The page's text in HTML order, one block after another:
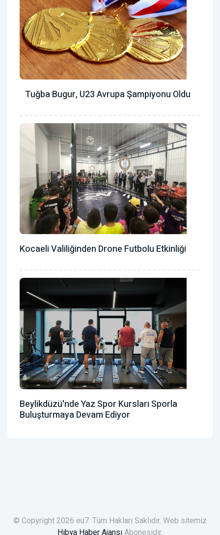
Tuğba Bugur, U23 Avrupa Şampiyonu Oldu
Kocaeli Valiliğinden Drone Futbolu Etkinliği
Beylikdüzü'nde Yaz Spor Kursları Sporla
Buluşturmaya Devam Ediyor
© Copyright 2026 eu7. Tüm Hakları Saklıdır. Web sitemiz
Hibya Haber AjansıAbonesidir.